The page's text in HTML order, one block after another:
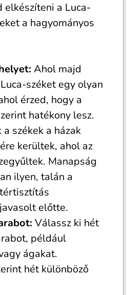
elkészíteni a Luca-
a hagyományos
Ahol majd
széket egy olyan
érzed, hogy a
hatékony lesz.
a székek a házak
kerültek, ahol az
Manapság
ilyen, talán a
előtte.
Válassz ki hét
például
ágakat.
hét különböző